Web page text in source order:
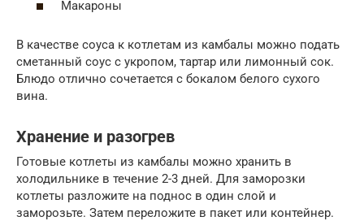
Макароны
В качестве соуса к котлетам из камбалы можно подать
сметанный соус с укропом, тартар или лимонный сок.
Блюдо отлично сочетается с бокалом белого сухого
вина.
Хранение и разогрев
Готовые котлеты из камбалы можно хранить в
холодильнике в течение 2-3 дней. Для заморозки
котлеты разложите на поднос в один слой и
заморозьте. Затем переложите в пакет или контейнер.